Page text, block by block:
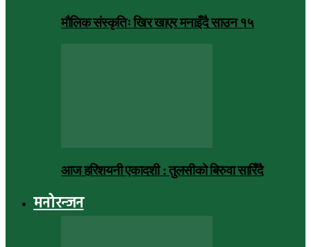
मौलिक संस्कृतिः खिर खाएर मनाइँदै साउन १५
आज हरिशयनी एकादशी : तुलसीको बिरुवा सारिँदै
मनोरन्जन